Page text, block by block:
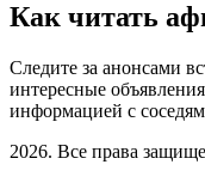
Как читать
Следите за анонсами
интересные
информацией с
2026. Все права